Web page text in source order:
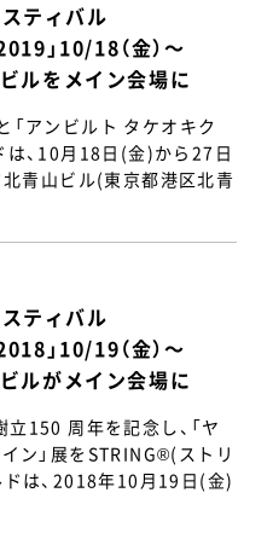
ティバル
」10/18（金）～
ビルをメイン会場に
「アンビルト タケオキク
は、10月18日(金)から27日
青山ビル(東京都港区北青
ティバル
」10/19（金）～
ビルがメイン会場に
150 周年を記念し、「ヤ
ン」展をSTRING®(ストリ
は、2018年10月19日(金)